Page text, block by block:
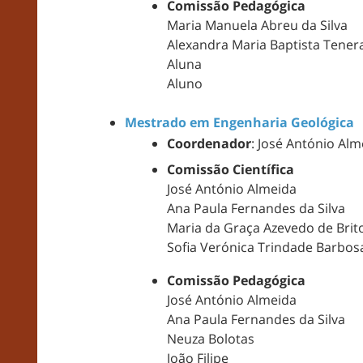
Comissão Pedagógica
Maria Manuela Abreu da Silva
Alexandra Maria Baptista
Aluna
Aluno
Mestrado em Engenharia Geológica
Coordenador: José António
Comissão Científica
José António Almeida
Ana Paula Fernandes da Silva
Maria da Graça Azevedo de
Sofia Verónica Trindade
Comissão Pedagógica
José António Almeida
Ana Paula Fernandes da Silva
Neuza Bolotas
João Filipe